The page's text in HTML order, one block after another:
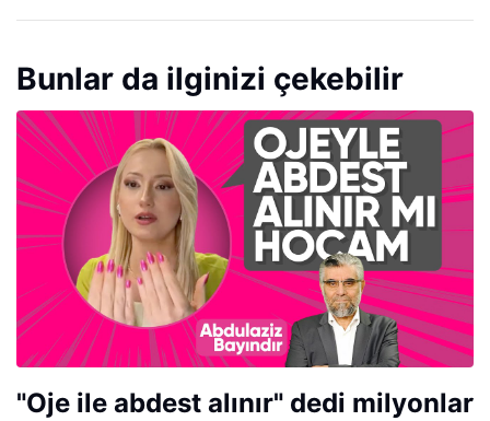
Bunlar da ilginizi çekebilir
"Oje ile abdest alınır" dedi milyonlar